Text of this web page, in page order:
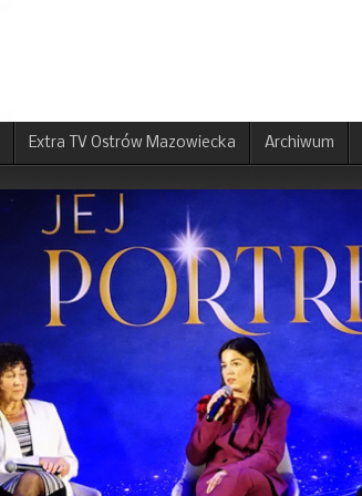
Extra TV Ostrów Mazowiecka Archiwum